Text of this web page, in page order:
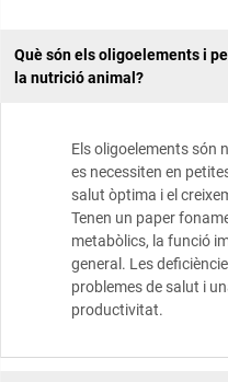
Què són els oligoelements i
la nutrició animal?
Els oligoelements són
es necessiten en
salut òptima i el
Tenen un paper
metabòlics, la funció
general. Les
problemes de salut i
productivitat.